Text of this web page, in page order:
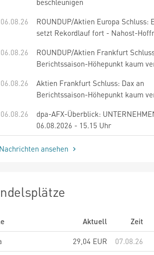
06.08.26
ROUNDUP/Aktien Europa Schluss:
setzt Rekordlauf fort - Nahost-
06.08.26
ROUNDUP/Aktien Frankfurt
Berichtssaison-Höhepunkt kaum
06.08.26
Aktien Frankfurt Schluss: Dax an
Berichtssaison-Höhepunkt kaum
06.08.26
dpa-AFX-Überblick:
06.08.2026 - 15.15 Uhr
ansehen
Aktuell
Zeit
29,04 EUR
07.08.26